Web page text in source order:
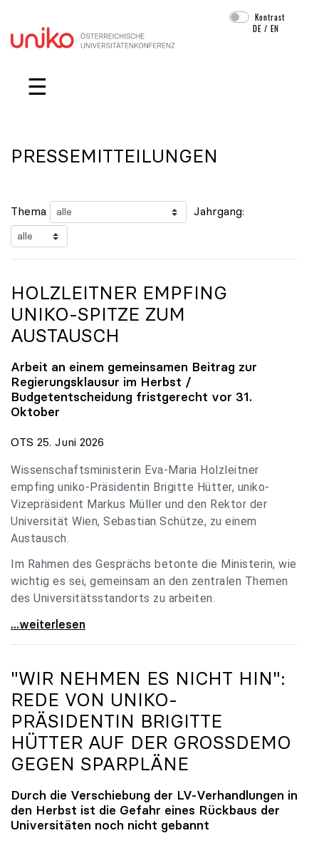
Navigation überspringen
Kontrast
DE /EN
☰
PRESSEMITTEILUNGEN
Thema Jahrgang:
HOLZLEITNER EMPFING
UNIKO-SPITZE ZUM
AUSTAUSCH
Arbeit an einem gemeinsamen Beitrag zur
Regierungsklausur im Herbst /
Budgetentscheidung fristgerecht vor 31.
Oktober
OTS 25. Juni 2026
Wissenschaftsministerin Eva-Maria Holzleitner
empfing uniko-Präsidentin Brigitte Hütter, uniko-
Vizepräsident Markus Müller und den Rektor der
Universität Wien, Sebastian Schütze, zu einem
Austausch.
Im Rahmen des Gesprächs betonte die Ministerin, wie
wichtig es sei, gemeinsam an den zentralen Themen
des Universitätsstandorts zu arbeiten.
Holzleitner empfing uniko-Spitze zum Austausch
...weiterlesen
"WIR NEHMEN ES NICHT HIN":
REDE VON UNIKO-
PRÄSIDENTIN BRIGITTE
HÜTTER AUF DER GROSSDEMO G
EGEN SPARPLÄNE
Durch die Verschiebung der LV-Verhandlungen in
den Herbst ist die Gefahr eines Rückbaus der
Universitäten noch nicht gebannt